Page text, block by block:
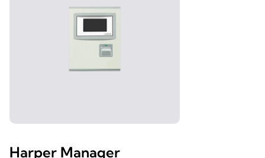
Harper Manager